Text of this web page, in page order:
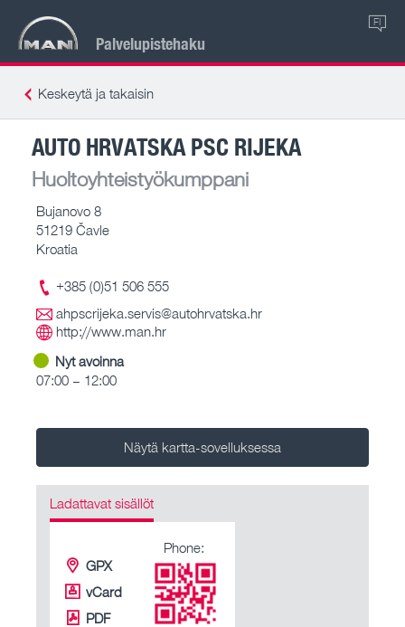
Palvelupistehaku
FI
Keskeytä ja takaisin
AUTO HRVATSKA PSC RIJEKA
Huoltoyhteistyökumppani
Bujanovo 8
51219 Čavle
Kroatia
+385 (0)51 506 555
ahpscrijeka.servis@autohrvatska.hr
http://www.man.hr
Nyt avoinna
07:00 – 12:00
Näytä kartta-sovelluksessa
Ladattavat sisällöt
GPX
vCard
PDF
Phone: